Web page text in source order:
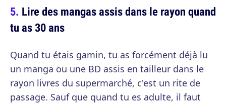
Lire des mangas assis dans le rayon quand
tu as 30 ans
Quand tu étais gamin, tu as forcément déjà lu
un manga ou une BD assis en tailleur dans le
rayon livres du supermarché, c'est un rite de
passage. Sauf que quand tu es adulte, il faut